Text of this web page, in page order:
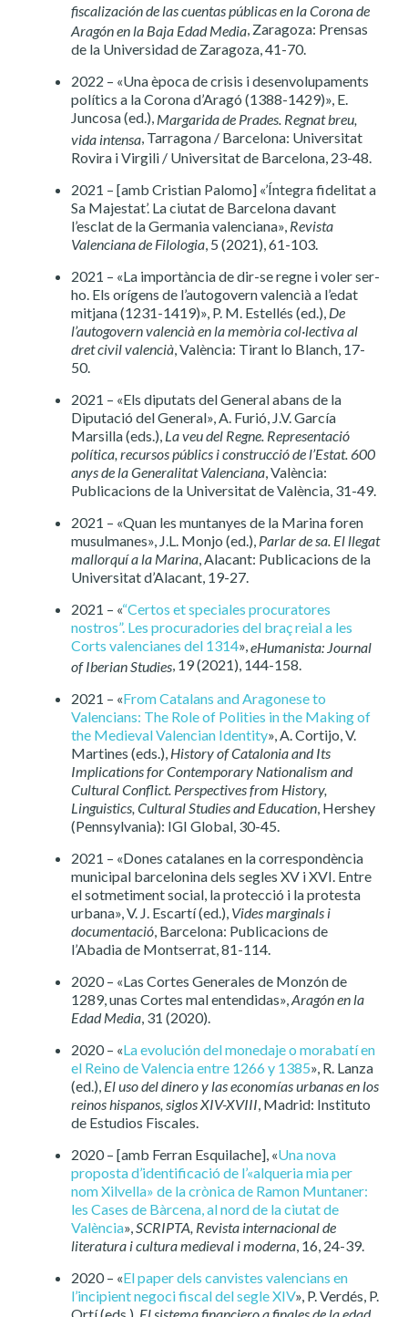
fiscalización de las cuentas públicas en la Corona de
Aragón en la Baja Edad Media , Zaragoza: Prensas
de la Universidad de Zaragoza, 41-70.
2022 – «Una època de crisis i desenvolupaments
polítics a la Corona d’Aragó (1388-1429)», E.
Juncosa (ed.), Margarida de Prades. Regnat breu,
vida intensa , Tarragona / Barcelona: Universitat
Rovira i Virgili / Universitat de Barcelona, 23-48.
2021 – [amb Cristian Palomo] «’Íntegra fidelitat a
Sa Majestat’. La ciutat de Barcelona davant
l’esclat de la Germania valenciana», Revista
Valenciana de Filologia , 5 (2021), 61-103.
2021 – «La importància de dir-se regne i voler ser-
ho. Els orígens de l’autogovern valencià a l’edat
mitjana (1231-1419)», P. M. Estellés (ed.), De
l’autogovern valencià en la memòria col·lectiva al
dret civil valencià , València: Tirant lo Blanch, 17-
50.
2021 – «Els diputats del General abans de la
Diputació del General», A. Furió, J.V. García
Marsilla (eds.), La veu del Regne. Representació
política, recursos públics i construcció de l’Estat. 600
anys de la Generalitat Valenciana , València:
Publicacions de la Universitat de València, 31-49.
2021 – «Quan les muntanyes de la Marina foren
musulmanes», J.L. Monjo (ed.), Parlar de sa. El llegat
mallorquí a la Marina , Alacant: Publicacions de la
Universitat d’Alacant, 19-27.
2021 – «“Certos et speciales procuratores
nostros”. Les procuradories del braç reial a les
Corts valencianes del 1314», eHumanista: Journal
of Iberian Studies, 19 (2021), 144-158.
2021 – «From Catalans and Aragonese to
Valencians: The Role of Polities in the Making of
the Medieval Valencian Identity», A. Cortijo, V.
Martines (eds.), History of Catalonia and Its
Implications for Contemporary Nationalism and
Cultural Conflict. Perspectives from History,
Linguistics, Cultural Studies and Education, Hershey
(Pennsylvania): IGI Global, 30-45.
2021 – «Dones catalanes en la correspondència
municipal barcelonina dels segles XV i XVI. Entre
el sotmetiment social, la protecció i la protesta
urbana», V. J. Escartí (ed.), Vides marginals i
documentació, Barcelona: Publicacions de
l’Abadia de Montserrat, 81-114.
2020 – «Las Cortes Generales de Monzón de
1289, unas Cortes mal entendidas»,Aragón en la
Edad Media, 31 (2020).
2020 – «La evolución del monedaje o morabatí en
el Reino de Valencia entre 1266 y 1385», R. Lanza
(ed.), El uso del dinero y las economías urbanas en los
reinos hispanos, siglos XIV-XVIII, Madrid: Instituto
de Estudios Fiscales.
2020 – [amb Ferran Esquilache], «Una nova
proposta d’identificació de l’«alqueria mia per
nom Xilvella» de la crònica de Ramon Muntaner:
les Cases de Bàrcena, al nord de la ciutat de
València»,SCRIPTA, Revista internacional de
literatura i cultura medieval i moderna, 16, 24-39.
2020 – «El paper dels canvistes valencians en
l’incipient negoci fiscal del segle XIV», P. Verdés, P.